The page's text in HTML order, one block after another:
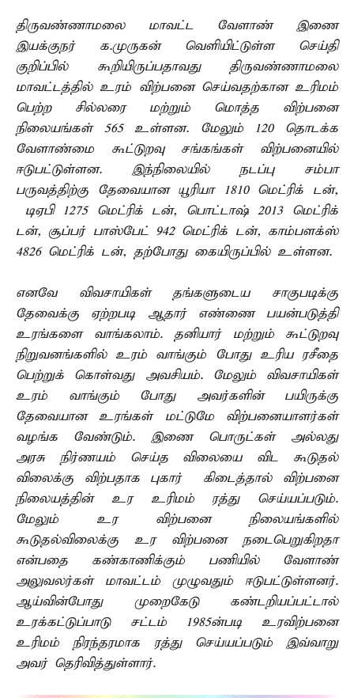
திருவண்ணாமலை மாவட்ட வேளாண் இணை
இயக்குநர் க.முருகன் வெளியிட்டுள்ள செய்தி
குறிப்பில் கூறியிருப்பதாவது திருவண்ணாமலை
மாவட்டத்தில் உரம் விற்பனை செய்வதற்கான உரிமம்
பெற்ற சில்லரை மற்றும் மொத்த விற்பனை
நிலையங்கள் 565 உள்ளன. மேலும் 120 தொடக்க
வேளாண்மை கூட்டுறவு சங்கங்கள் விற்பனையில்
ஈடுபட்டுள்ளன. இந்நிலையில் நடப்பு சம்பா
பருவத்திற்கு தேவையான யூரியா 1810 மெட்ரிக் டன்,
டிஏபி 1275 மெட்ரிக் டன், பொட்டாஷ் 2013 மெட்ரிக்
டன், சூப்பர் பாஸ்பேட் 942 மெட்ரிக் டன், காம்பளக்ஸ்
4826 மெட்ரிக் டன், தற்போது கையிருப்பில் உள்ளன.
எனவே விவசாயிகள் தங்களுடைய சாகுபடிக்கு
தேவைக்கு ஏற்றபடி ஆதார் எண்ணை பயன்படுத்தி
உரங்களை வாங்கலாம். தனியார் மற்றும் கூட்டுறவு
நிறுவனங்களில் உரம் வாங்கும் போது உரிய ரசீதை
பெற்றுக் கொள்வது அவசியம். மேலும் விவசாயிகள்
உரம் வாங்கும் போது அவர்களின் பயிருக்கு
தேவையான உரங்கள் மட்டுமே விற்பனையாளர்கள்
வழங்க வேண்டும். இணை பொருட்கள் அல்லது
அரசு நிர்ணயம் செய்த விலையை விட கூடுதல்
விலைக்கு விற்பதாக புகார் கிடைத்தால் விற்பனை
நிலையத்தின் உர உரிமம் ரத்து செய்யப்படும்.
மேலும் உர விற்பனை நிலையங்களில்
கூடுதல்விலைக்கு உர விற்பனை நடைபெறுகிறதா
என்பதை கண்காணிக்கும் பணியில் வேளாண்
அலுவலர்கள் மாவட்டம் முழுவதும் ஈடுபட்டுள்ளனர்.
ஆய்வின்போது முறைகேடு கண்டறியப்பட்டால்
உரக்கட்டுப்பாடு சட்டம் 1985ன்படி உரவிற்பனை
உரிமம் நிரந்தரமாக ரத்து செய்யப்படும் இவ்வாறு
அவர் தெரிவித்துள்ளார்.